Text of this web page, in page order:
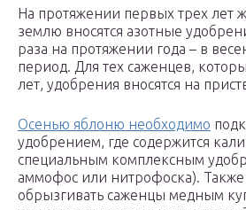
На протяжении первых трех лет
землю вносятся азотные
раза на протяжении года – в
период. Для тех саженцев,
лет, удобрения вносятся на
Осенью яблоню необходимо
удобрением, где содержится
специальным комплексным
аммофос или нитрофоска). Также
обрызгивать саженцы медным